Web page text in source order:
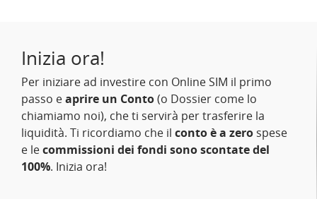
Inizia ora!
Per iniziare ad investire con Online SIM il primo
passo eaprire un Conto(o Dossier come lo
chiamiamo noi), che ti servirà per trasferire la
liquidità. Ti ricordiamo che il conto è a zero spese
e lecommissioni dei fondi sono scontate del
100%. Inizia ora!